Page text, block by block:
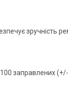
зручність
заправлених (+/-